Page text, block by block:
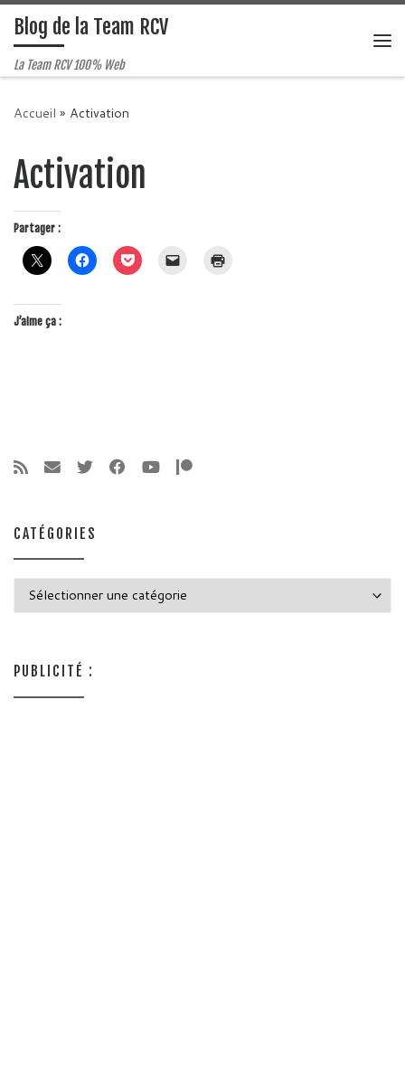
Passer au contenu
Blog de la Team RCV
La Team RCV 100% Web
Accueil » Activation
Activation
Partager :
J’aime ça :
CATÉGORIES
PUBLICITÉ :